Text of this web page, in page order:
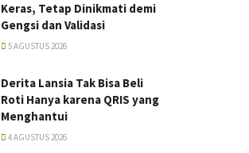
Keras, Tetap Dinikmati demi
Gengsi dan Validasi
5 AGUSTUS 2026
Derita Lansia Tak Bisa Beli
Roti Hanya karena QRIS yang
Menghantui
4 AGUSTUS 2026